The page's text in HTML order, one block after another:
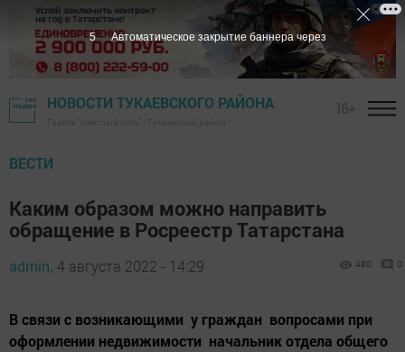
НОВОСТИ ТУКАЕВСКОГО РАЙОНА
ВЕСТИ
Каким образом можно направить
обращение в Росреестр Татарстана
admin, 4 августа 2022 - 14:29 480 0
В связи с возникающими у граждан вопросами при
оформлении недвижимости начальник отдела общего
4 Автоматическое закрытие баннера через